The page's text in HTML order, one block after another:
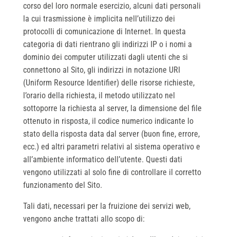
corso del loro normale esercizio, alcuni dati personali
la cui trasmissione è implicita nell’utilizzo dei
protocolli di comunicazione di Internet. In questa
categoria di dati rientrano gli indirizzi IP o i nomi a
dominio dei computer utilizzati dagli utenti che si
connettono al Sito, gli indirizzi in notazione URI
(Uniform Resource Identifier) delle risorse richieste,
l’orario della richiesta, il metodo utilizzato nel
sottoporre la richiesta al server, la dimensione del file
ottenuto in risposta, il codice numerico indicante lo
stato della risposta data dal server (buon fine, errore,
ecc.) ed altri parametri relativi al sistema operativo e
all’ambiente informatico dell’utente. Questi dati
vengono utilizzati al solo fine di controllare il corretto
funzionamento del Sito.
Tali dati, necessari per la fruizione dei servizi web,
vengono anche trattati allo scopo di: